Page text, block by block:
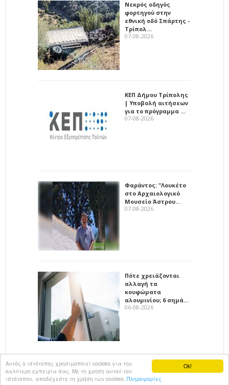
Ok!
Αυτός ο ιστότοπος χρησιμοποιεί cookies για την
καλύτερη εμπειρία σας. Με τη χρήση αυτού του
ιστότοπου, αποδέχεστε τη χρήση των cookies. Πληροφορίες
Νεκρός οδηγός
φορτηγού στην
εθνική οδό Σπάρτης -
Τρίπολ…
07-08-2026
ΚΕΠ Δήμου Τρίπολης
| Υποβολή αιτήσεων
για το πρόγραμμα …
07-08-2026
Φαράντος: "Λουκέτο
στο Αρχαιολογικό
Μουσείο Άστρου…
07-08-2026
Πότε χρειάζονται
αλλαγή τα
κουφώματα
αλουμινίου; 6 σημά…
06-08-2026
All rights reservedKalimeraArkadia